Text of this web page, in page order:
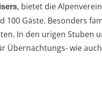
, bietet die
Gäste. Besonders
In den urigen Stuben
wie